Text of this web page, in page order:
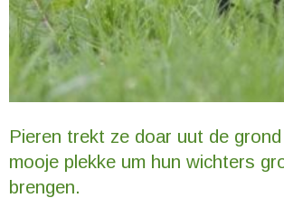
Pieren trekt ze doar uut de
mooje plekke um hun wichters
brengen.